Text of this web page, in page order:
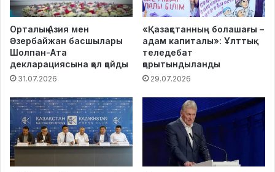
Орталық Азия мен
Әзербайжан басшылары
Шолпан-Ата
декларациясына қол қойды
31.07.2026
«Қазақстанның болашағы –
адам капиталы»: Ұлттық
теледебат
қорытындыланды
29.07.2026